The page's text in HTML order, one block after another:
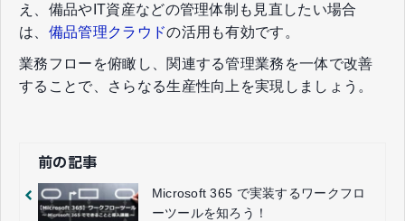
え、備品やIT資産などの管理体制も見直したい場合
は、 備品管理クラウドの活用も有効です。
業務フローを俯瞰し、関連する管理業務を一体で改善
することで、さらなる生産性向上を実現しましょう。
前の記事
Microsoft 365 で実装するワークフロ
ーツールを知ろう！